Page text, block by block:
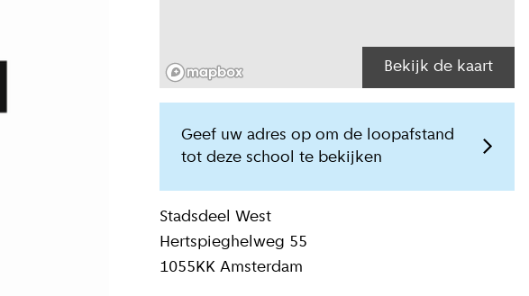
Bekijk de kaart
Geef uw adres op om de loopafstand
tot deze school te bekijken
Stadsdeel West
Hertspieghelweg 55
1055KK Amsterdam